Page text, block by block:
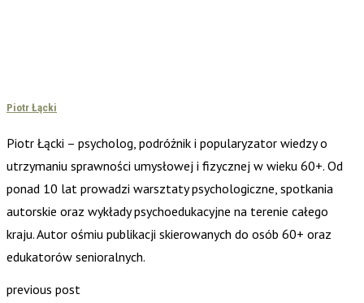
Piotr Łącki
Piotr Łącki – psycholog, podróżnik i popularyzator wiedzy o
utrzymaniu sprawności umysłowej i fizycznej w wieku 60+. Od
ponad 10 lat prowadzi warsztaty psychologiczne, spotkania
autorskie oraz wykłady psychoedukacyjne na terenie całego
kraju. Autor ośmiu publikacji skierowanych do osób 60+ oraz
edukatorów senioralnych.
previous post